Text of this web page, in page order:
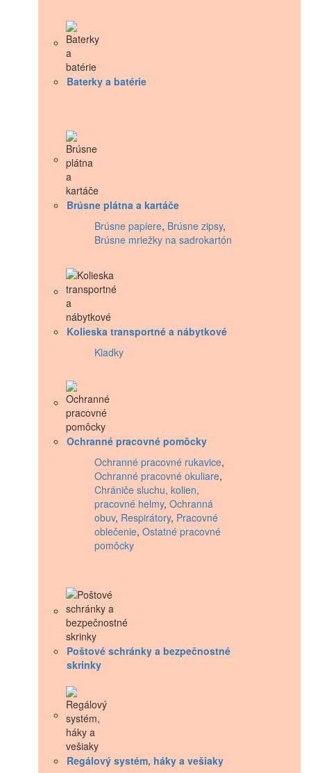
Baterky a batérie
Brúsne plátna a kartáče
Brúsne papiere, Brúsne zipsy,
Brúsne mriežky na sadrokartón
Kolieska transportné a nábytkové
Kladky
Ochranné pracovné pomôcky
Ochranné pracovné rukavice,
Ochranné pracovné okuliare,
Chrániče sluchu, kolien,
pracovné helmy, Ochranná
obuv, Respirátory, Pracovné
oblečenie, Ostatné pracovné
pomôcky
Poštové schránky a bezpečnostné
skrinky
Regálový systém, háky a vešiaky